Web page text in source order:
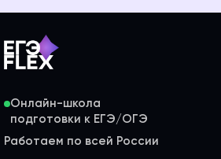
Онлайн-школа
Работаем по всей России